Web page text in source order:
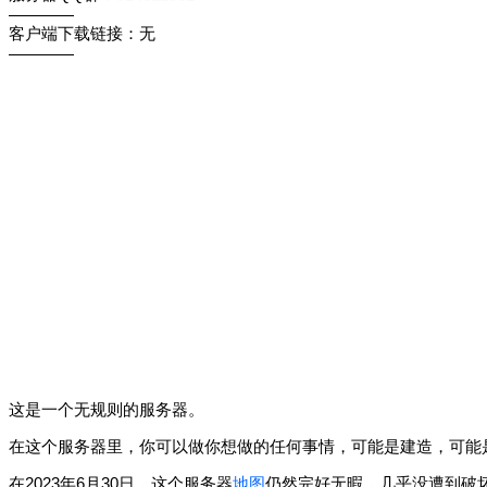
————
客户端下载链接：无
————
这是一个无规则的服务器。
在这个服务器里，你可以做你想做的任何事情，可能是建造，可能
在2023年6月30日，这个服务器地图仍然完好无暇，几乎没遭到破